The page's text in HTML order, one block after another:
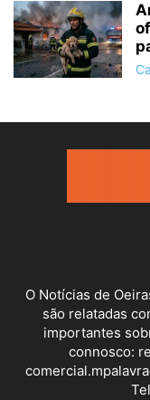
O Notícias de
são relatadas
importantes
connosco: